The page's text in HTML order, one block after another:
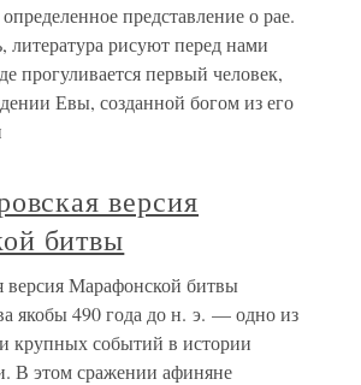
представление о рае.
рисуют перед нами
прогуливается первый человек,
Евы, созданной богом из его
версия
битвы
версия Марафонской битвы
якобы 490 года до н. э. — одно из
крупных событий в истории
В этом сражении афиняне